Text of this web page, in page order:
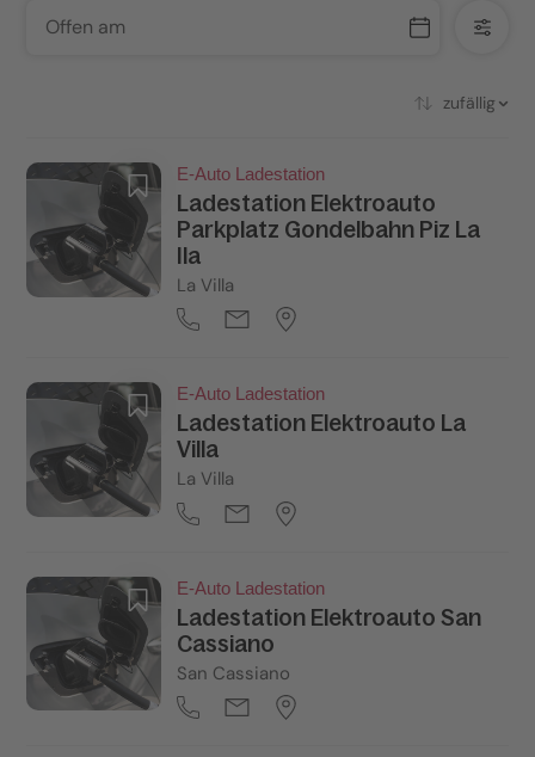
Offen am
zufällig
E-Auto Ladestation
Ladestation Elektroauto
Parkplatz Gondelbahn Piz La
Ila
La Villa
E-Auto Ladestation
Ladestation Elektroauto La
Villa
La Villa
E-Auto Ladestation
Ladestation Elektroauto San
Cassiano
San Cassiano